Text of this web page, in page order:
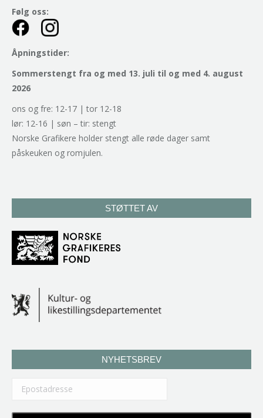
Følg oss:
Åpningstider:
Sommerstengt fra og med 13. juli til og med 4. august
2026
ons og fre: 12-17 | tor 12-18
lør: 12-16 | søn – tir: stengt
Norske Grafikere holder stengt alle røde dager samt
påskeuken og romjulen.
STØTTET AV
NYHETSBREV